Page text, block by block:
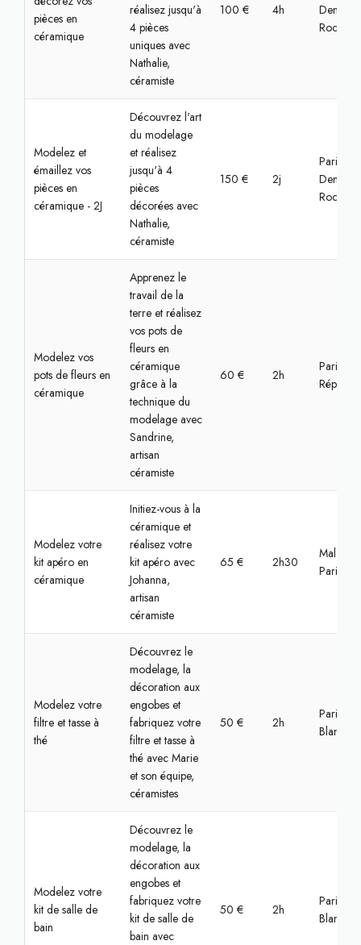
pièces en
céramique
réalisez jusqu'à
4 pièces
uniques avec
Nathalie,
céramiste
100 € 4h
Denfert-
Modelez et
émaillez vos
pièces en
céramique - 2J
Découvrez l'art
du modelage
et réalisez
jusqu'à 4
pièces
décorées avec
Nathalie,
céramiste
150 € 2j
Paris,
Denfert-
Modelez vos
pots de fleurs en
céramique
Apprenez le
travail de la
terre et réalisez
vos pots de
fleurs en
céramique
grâce à la
technique du
modelage avec
Sandrine,
artisan
céramiste
60 € 2h
Paris,
Modelez votre
kit apéro en
céramique
Initiez-vous à la
céramique et
réalisez votre
kit apéro avec
Johanna,
artisan
céramiste
65 € 2h30
Paris
Modelez votre
filtre et tasse à
thé
Découvrez le
modelage, la
décoration aux
engobes et
fabriquez votre
filtre et tasse à
thé avec Marie
et son équipe,
céramistes
50 € 2h
Paris,
Blanc
Modelez votre
kit de salle de
bain
Découvrez le
modelage, la
décoration aux
engobes et
fabriquez votre
kit de salle de
bain avec
50 € 2h
Paris,
Blanc